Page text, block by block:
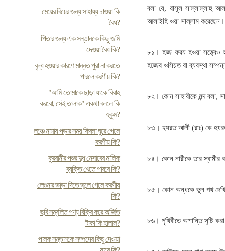
মেয়ের বিয়ের জন্য সাহায্য চাওয়া কি
বৈধ?
পিতার জন্য এক সন্তানকে কিছু জমি
দেওয়া বৈধ কি?
বৃদ্ধ হওয়ার কারণে মান্নত পুরা না করতে
পারলে করণীয় কি?
"আমি তোমাকে ছাড়া যাকে বিবাহ
করবো, সেই তালাক" একথা বললে কি
হুকুম?
লঞ্চে নামায পড়ার সময় কিবলা ঘুরে গেলে
করণীয় কি?
কুরবানীর পশুর দুধ নেসাবের মালিক
ব্যক্তি খেতে পারবে কি?
লেগুনার ভাড়া দিতে ভুলে গেলে করণীয়
কি?
ছবি সম্বলিত পণ্য বিক্রি করে অর্জিত
টাকা কি হালাল?
পালক সন্তানকে সম্পদের কিছু দেওয়া
বলা যে, রাসূল সাল্লাল্লাহু
আলাইহি ওয়া সাল্লাম করেছেন।
৮১। হজ্জ ফরয হওয়া সত্ত্বেও
হজ্জের ওসিয়ত বা ব্যবস্থা
৮২। কোন সাহাবীকে মন্দ বলা,
৮৩। হযরত আলী (রাঃ) কে হযরত
৮৪। কোন নারীকে তার স্বামীর
৮৫। কোন অন্ধকে ভুল পথ
৮৬। পৃথিবীতে অশান্তি সৃষ্টি